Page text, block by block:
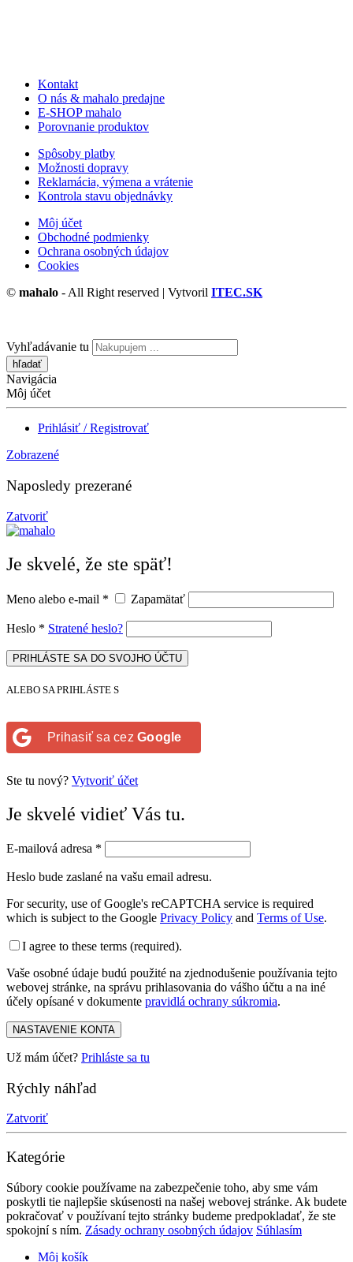
Kontakt
O nás & mahalo predajne
E-SHOP mahalo
Porovnanie produktov
Spôsoby platby
Možnosti dopravy
Reklamácia, výmena a vrátenie
Kontrola stavu objednávky
Môj účet
Obchodné podmienky
Ochrana osobných údajov
Cookies
© mahalo - All Right reserved | Vytvoril ITEC.SK
Vyhľadávanie tu
Navigácia
Môj účet
Prihlásiť / Registrovať
Zobrazené
Naposledy prezerané
Zatvoriť
Je skvelé, že ste späť!
Meno alebo e-mail * Zapamätať
Heslo * Stratené heslo?
PRIHLÁSTE SA DO SVOJHO ÚČTU
ALEBO SA PRIHLÁSTE S
Prihasiť sa cez Google
Ste tu nový? Vytvoriť účet
Je skvelé vidieť Vás tu.
E-mailová adresa *
Heslo bude zaslané na vašu email adresu.
For security, use of Google's reCAPTCHA service is required
which is subject to the Google Privacy Policy and Terms of Use.
I agree to these terms (required).
Vaše osobné údaje budú použité na zjednodušenie používania tejto
webovej stránke, na správu prihlasovania do vášho účtu a na iné
účely opísané v dokumente pravidlá ochrany súkromia.
NASTAVENIE KONTA
Už mám účet? Prihláste sa tu
Rýchly náhľad
Zatvoriť
Kategórie
Súbory cookie používame na zabezpečenie toho, aby sme vám
poskytli tie najlepšie skúsenosti na našej webovej stránke. Ak budete
pokračovať v používaní tejto stránky budeme predpokladať, že ste
spokojní s ním. Zásady ochrany osobných údajov Súhlasím
Môj košík